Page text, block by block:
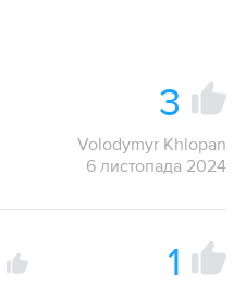
3
Volodymyr Khlopan
6 листопада 2024
1